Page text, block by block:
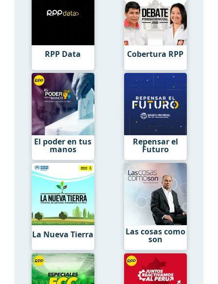
RPP Data Cobertura RPP
El poder en tus
manos
Repensar el
Futuro
La Nueva Tierra Las cosas como
son